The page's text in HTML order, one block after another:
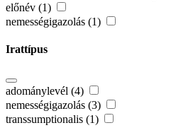
előnév (1)
nemességigazolás (1)
Irattípus
adománylevél (4)
nemességigazolás (3)
transsumptionalis (1)